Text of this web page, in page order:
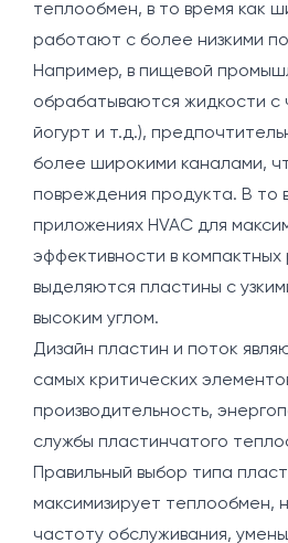
теплообмен, в то время как
работают с более низкими
Например, в пищевой
обрабатываются жидкости с
йогурт и т.д.),
более широкими каналами,
повреждения продукта. В то
приложениях HVAC для
эффективности в компактных
выделяются пластины с
высоким углом.
Дизайн пластин и поток
самых критических
производительность,
службы пластинчатого
Правильный выбор типа
максимизирует теплообмен,
частоту обслуживания,